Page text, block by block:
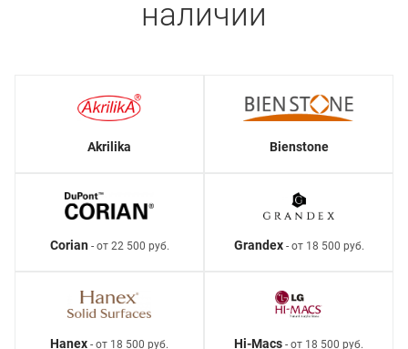
наличии
Akrilika Bienstone
Corian- от 22 500 руб. Grandex- от 18 500 руб.
Hanex - от 18 500 руб. Hi-Macs - от 18 500 руб.